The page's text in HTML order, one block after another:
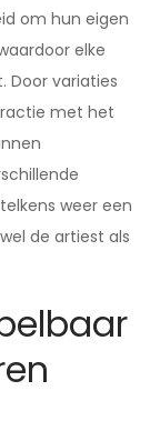
om hun eigen
elke
Door variaties
met het
weer een
de artiest als